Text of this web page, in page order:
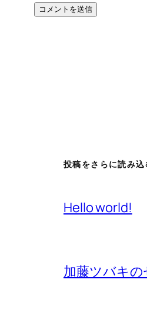
投稿をさらに読み込
Hello world!
加藤ツバキ